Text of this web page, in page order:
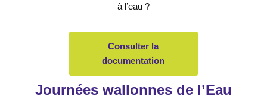
à l’eau ?
Consulter la
documentation
Journées wallonnes de l’Eau